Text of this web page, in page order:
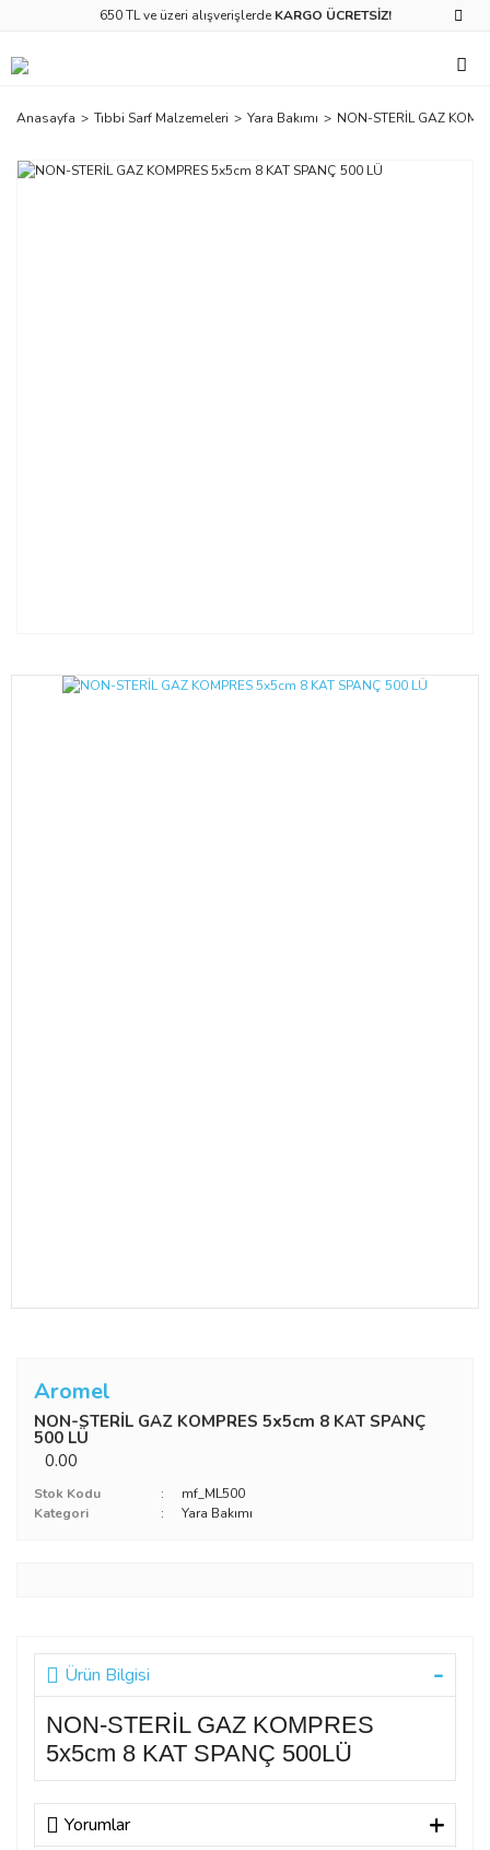
650 TL ve üzeri alışverişlerde KARGO ÜCRETSİZ!
Anasayfa Tıbbi Sarf Malzemeleri Yara Bakımı NON-STERİL GAZ
Aromel
NON-STERİL GAZ KOMPRES 5x5cm 8 KAT SPANÇ
500 LÜ
0.00
Stok Kodu
mf_ML500
Kategori
Yara Bakımı
Ürün Bilgisi
NON-STERİL GAZ KOMPRES
5x5cm 8 KAT SPANÇ 500LÜ
Yorumlar